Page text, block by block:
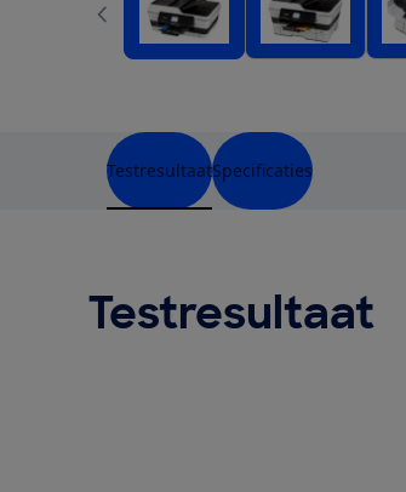
TestresultaatSpecificaties
Testresultaat